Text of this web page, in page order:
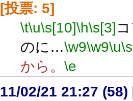
[投票: 5]
\t\u\s[10]\h\s[3]
のに…\w9\w9\u
から。 \e
11/02/21 21:27 (58)